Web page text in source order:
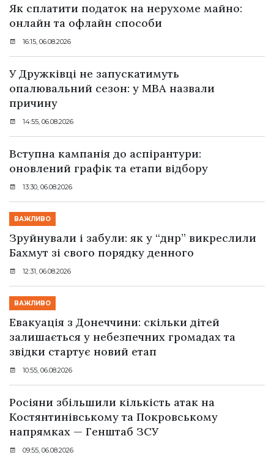
Як сплатити податок на нерухоме майно:
онлайн та офлайн способи
16:15, 06.08.2026
У Дружківці не запускатимуть
опалювальний сезон: у МВА назвали
причину
14:55, 06.08.2026
Вступна кампанія до аспірантури:
оновлений графік та етапи відбору
13:30, 06.08.2026
ВАЖЛИВО
Зруйнували і забули: як у “днр” викреслили
Бахмут зі свого порядку денного
12:31, 06.08.2026
ВАЖЛИВО
Евакуація з Донеччини: скільки дітей
залишається у небезпечних громадах та
звідки стартує новий етап
10:55, 06.08.2026
Росіяни збільшили кількість атак на
Костянтинівському та Покровському
напрямках — Генштаб ЗСУ
09:55, 06.08.2026